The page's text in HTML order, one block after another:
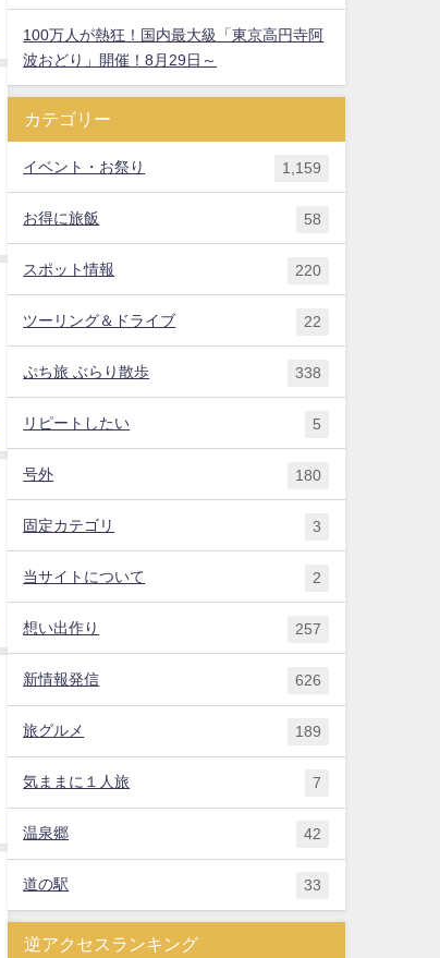
100万人が熱狂！国内最大級「東京高円寺阿
波おどり」開催！8月29日～
カテゴリー
イベント・お祭り 1,159
お得に旅飯 58
スポット情報 220
ツーリング＆ドライブ 22
ぷち旅 ぶらり散歩 338
リピートしたい 5
号外 180
固定カテゴリ 3
当サイトについて 2
想い出作り 257
新情報発信 626
旅グルメ 189
気ままに１人旅 7
温泉郷 42
道の駅 33
逆アクセスランキング